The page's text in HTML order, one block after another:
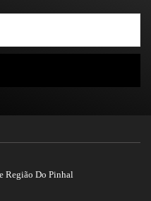
Região Do Pinhal